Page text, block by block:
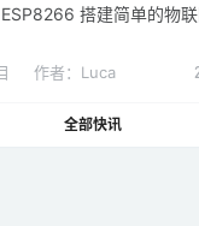
搭建简单的物
作者： Luca
全部快讯